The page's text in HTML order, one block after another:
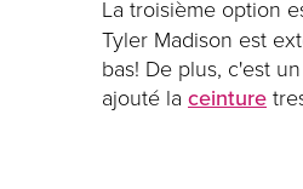
La troisième option
Tyler Madison est
bas! De plus, c'est
ajouté la ceinture